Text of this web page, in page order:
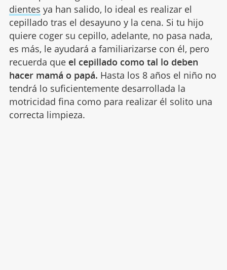
dientes ya han salido, lo ideal es realizar el
cepillado tras el desayuno y la cena. Si tu hijo
quiere coger su cepillo, adelante, no pasa nada,
es más, le ayudará a familiarizarse con él, pero
recuerda que el cepillado como tal lo deben
hacer mamá o papá. Hasta los 8 años el niño no
tendrá lo suficientemente desarrollada la
motricidad fina como para realizar él solito una
correcta limpieza.